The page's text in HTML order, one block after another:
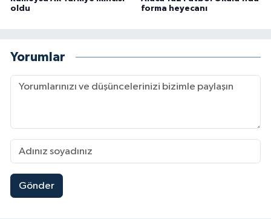
oldu
forma heyecanı
Yorumlar
Gönder